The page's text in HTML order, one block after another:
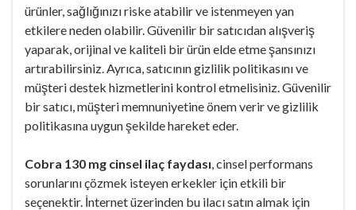
ürünler, sağlığınızı riske atabilir ve istenmeyen yan
etkilere neden olabilir. Güvenilir bir satıcıdan alışveriş
yaparak, orijinal ve kaliteli bir ürün elde etme şansınızı
artırabilirsiniz. Ayrıca, satıcının gizlilik politikasını ve
müşteri destek hizmetlerini kontrol etmelisiniz. Güvenilir
bir satıcı, müşteri memnuniyetine önem verir ve gizlilik
politikasına uygun şekilde hareket eder.
Cobra 130 mg cinsel ilaç faydası , cinsel performans
sorunlarını çözmek isteyen erkekler için etkili bir
seçenektir. İnternet üzerinden bu ilacı satın almak için